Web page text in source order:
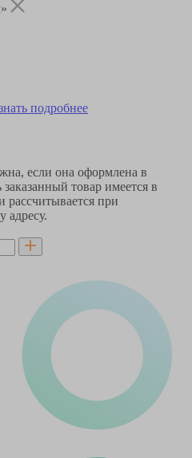
подробнее
если она оформлена в
заказанный товар имеется в
рассчитывается при
адресу.